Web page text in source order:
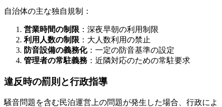
自治体の主な独自規制：
営業時間の制限 ：深夜早朝の利用制限
利用人数の制限 ：大人数利用の禁止
防音設備の義務化：一定の防音基準の設定
管理者の常駐義務 ：近隣対応のための常駐要求
違反時の罰則と行政指導
騒音問題を含む民泊運営上の問題が発生した場合、行政によ